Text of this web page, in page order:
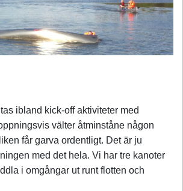
ibland kick-off aktiviteter med
välter åtminståne någon
får garva ordentligt. Det är ju
med det hela. Vi har tre kanoter
i omgångar ut runt flotten och